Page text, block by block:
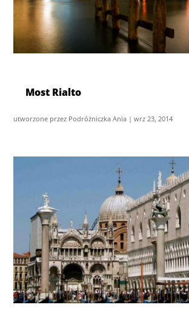
Most Rialto
utworzone przez Podróżniczka Ania |wrz 23, 2014